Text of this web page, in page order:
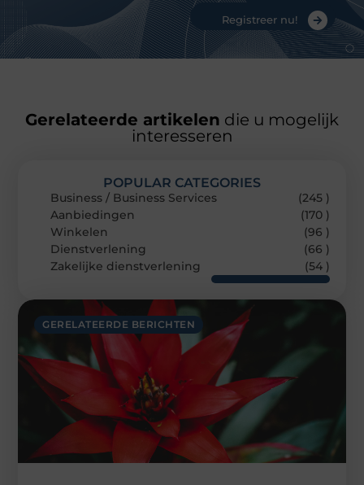
Registreer nu!
Gerelateerde artikelen die u mogelijk
interesseren
GERELATEERDE BERICHTEN
POPULAR CATEGORIES
Business / Business Services
(245 )
Aanbiedingen
(170 )
Winkelen
(96 )
Dienstverlening
(66 )
Zakelijke dienstverlening
(54 )